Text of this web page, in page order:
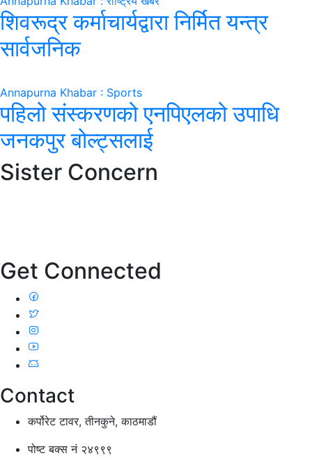
शिवरूद्र कर्माचार्यद्वारा निर्मित यन्त्र
सार्वजनिक
Annapurna Khabar : Sports
पहिलो संस्करणको एनपिएलको उपाधि
जनकपुर बोल्ट्सलाई
Sister Concern
Get Connected
Contact
कर्पोरेट टावर, तीनकुने, काठमाडौं
पोष्ट बक्स नं २४९९९